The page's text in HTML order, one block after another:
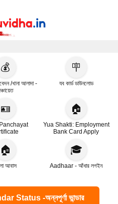
💰
/খানা আলাদা -
🪧
যব কার্ড ডাউনলোড
🪪 🏠
Yua Shakti: Employment
Bank Card Apply
🏠
আবাস
🎓
Aadhaar - আঁধার লগইন
-অন্নপূর্ণা ভান্ডার